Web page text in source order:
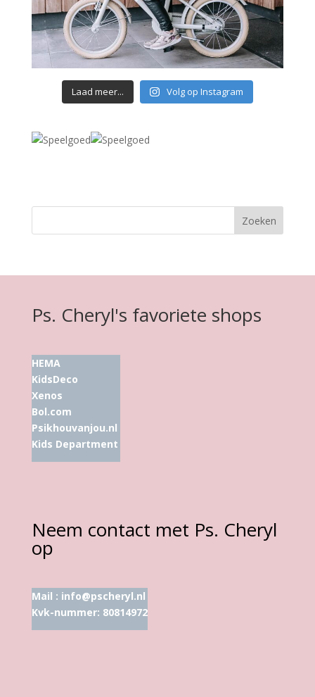
Laad meer... Volg op Instagram
Ps. Cheryl's favoriete shops
HEMA
KidsDeco
Xenos
Bol.com
Psikhouvanjou.nl
Kids Department
Neem contact met Ps. Cheryl
op
Mail : info@pscheryl.nl
Kvk-nummer: 80814972